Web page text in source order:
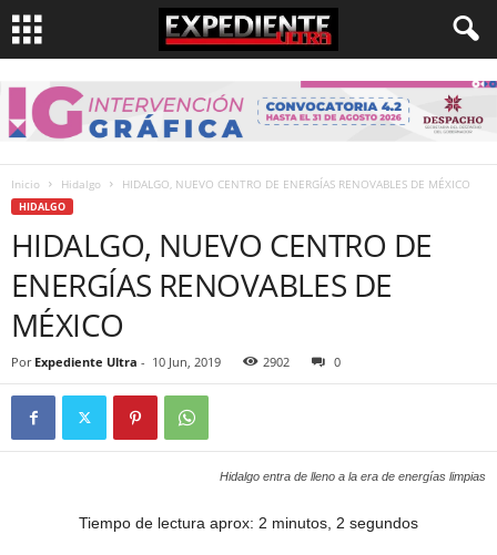
Inicio Hidalgo HIDALGO, NUEVO CENTRO DE ENERGÍAS RENOVABLES DE MÉXICO
HIDALGO
HIDALGO, NUEVO CENTRO DE
ENERGÍAS RENOVABLES DE
MÉXICO
Por Expediente Ultra - 10 Jun, 2019 2902 0
Hidalgo entra de lleno a la era de energías limpias
Tiempo de lectura aprox: 2 minutos, 2 segundos